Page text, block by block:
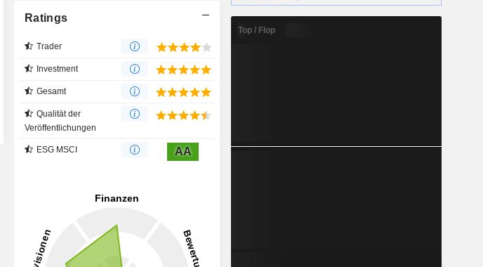
Ratings
Trader
Investment
Gesamt
Qualität der
Veröffentlichungen
ESG MSCI AA
Top / Flop